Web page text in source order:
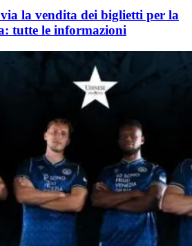
la vendita dei biglietti per la
tutte le informazioni